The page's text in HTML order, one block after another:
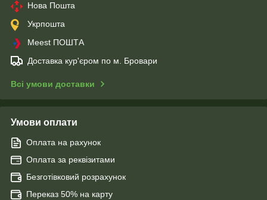
Нова Пошта
Укрпошта
Meest ПОШТА
Доставка кур'єром по м. Бровари
Всі умови доставки
Умови оплати
Оплата на рахунок
Оплата за реквізитами
Безготівковий розрахунок
Переказ 50% на карту